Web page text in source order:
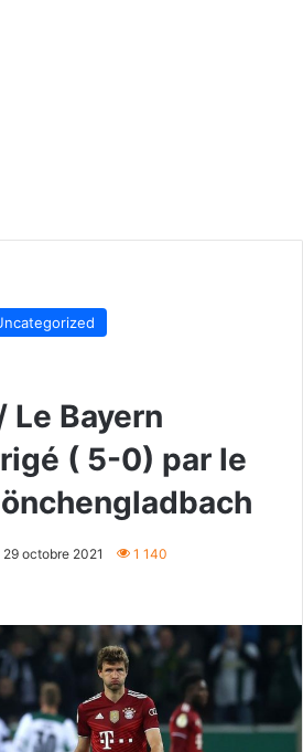
Bayern
( 5-0) par le
29 octobre 2021 1 140